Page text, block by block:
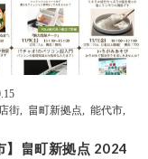
街
畠町新拠点 能代市
】畠町新拠点 2024